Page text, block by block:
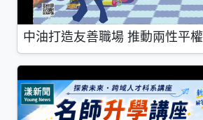
中油打造友善職場 推動兩性平權